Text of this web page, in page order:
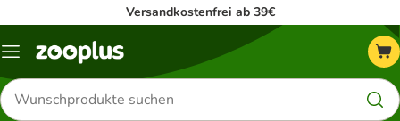
Versandkostenfrei ab 39€
Menü
Produkte
suchen